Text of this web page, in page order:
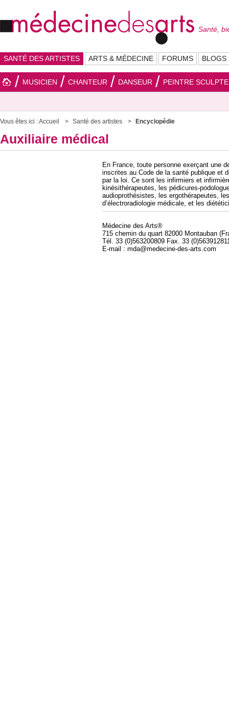
Santé,
SANTÉ DES ARTISTES ARTS & MÉDECINE FORUMS BLOGS
MUSICIEN CHANTEUR DANSEUR PEINTRE
Vous êtes ici :Accueil Santé des artistes Encyclopédie
Auxiliaire médical
En France, toute personne exerçant une
inscrites au Code de la santé publique et
par la loi. Ce sont les infirmiers et
kinésithérapeutes, les pédicures-
audioprothésistes, les ergothérapeutes,
d’électroradiologie médicale, et les
Médecine des Arts®
715 chemin du quart 82000 Montauban
Tél. 33 (0)563200809 Fax. 33
E-mail : mda@medecine-des-arts.com